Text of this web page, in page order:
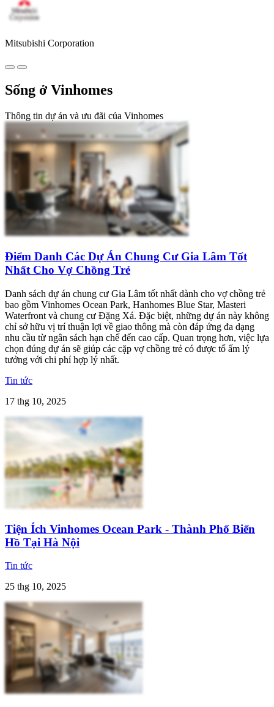
Mitsubishi Corporation
Sống ở Vinhomes
Thông tin dự án và ưu đãi của Vinhomes
Điểm Danh Các Dự Án Chung Cư Gia Lâm Tốt
Nhất Cho Vợ Chồng Trẻ
Danh sách dự án chung cư Gia Lâm tốt nhất dành cho vợ chồng trẻ
bao gồm Vinhomes Ocean Park, Hanhomes Blue Star, Masteri
Waterfront và chung cư Đặng Xá. Đặc biệt, những dự án này không
chỉ sở hữu vị trí thuận lợi về giao thông mà còn đáp ứng đa dạng
nhu cầu từ ngân sách hạn chế đến cao cấp. Quan trọng hơn, việc lựa
chọn đúng dự án sẽ giúp các cặp vợ chồng trẻ có được tổ ấm lý
tưởng với chi phí hợp lý nhất.
Tin tức
17 thg 10, 2025
Tiện Ích Vinhomes Ocean Park - Thành Phố Biển
Hồ Tại Hà Nội
Tin tức
25 thg 10, 2025